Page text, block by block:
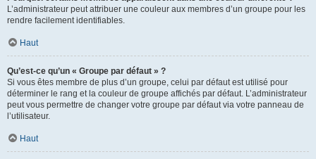
L’administrateur peut attribuer une couleur aux membres d’un groupe pour les
rendre facilement identifiables.
Haut
Qu’est-ce qu’un « Groupe par défaut » ?
Si vous êtes membre de plus d’un groupe, celui par défaut est utilisé pour
déterminer le rang et la couleur de groupe affichés par défaut. L’administrateur
peut vous permettre de changer votre groupe par défaut via votre panneau de
l’utilisateur.
Haut